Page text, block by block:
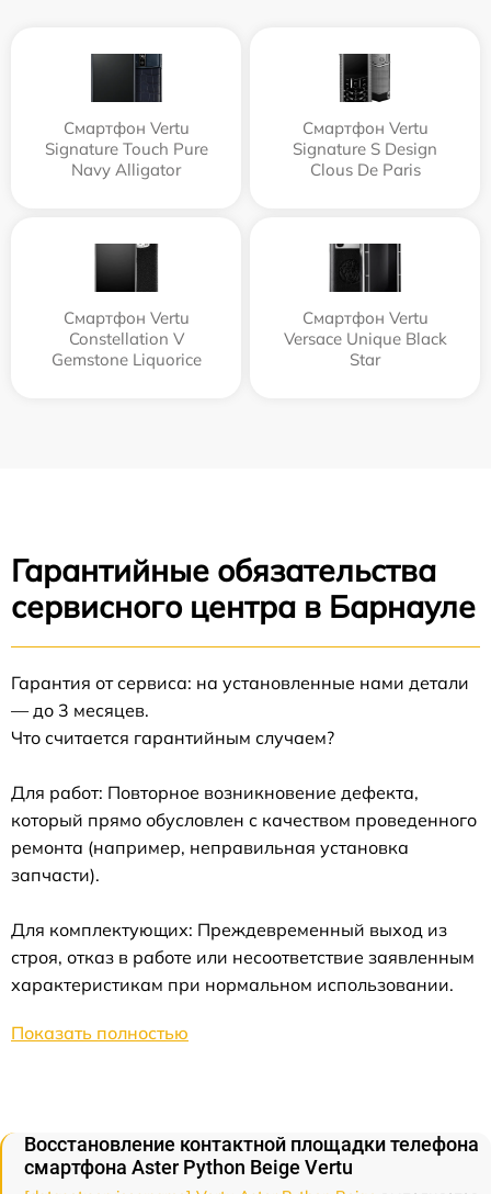
Смартфон Vertu
Signature Touch Pure
Navy Alligator
Смартфон Vertu
Signature S Design
Clous De Paris
Смартфон Vertu
Constellation V
Gemstone Liquorice
Смартфон Vertu
Versace Unique Black
Star
Гарантийные обязательства
сервисного центра в Барнауле
Гарантия от сервиса: на установленные нами детали
— до 3 месяцев.
Что считается гарантийным случаем?
Для работ: Повторное возникновение дефекта,
который прямо обусловлен с качеством проведенного
ремонта (например, неправильная установка
запчасти).
Для комплектующих: Преждевременный выход из
строя, отказ в работе или несоответствие заявленным
характеристикам при нормальном использовании.
Показать полностью
Восстановление контактной площадки телефона
смартфона Aster Python Beige Vertu